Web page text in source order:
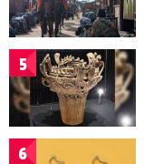
5
6